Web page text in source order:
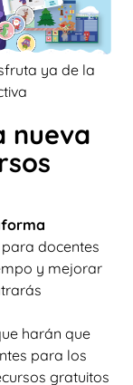
ya de la
nueva
docentes
y mejorar
harán que
para los
gratuitos